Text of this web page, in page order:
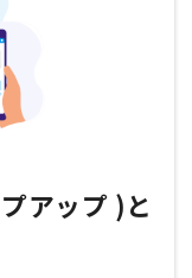
アップ )と